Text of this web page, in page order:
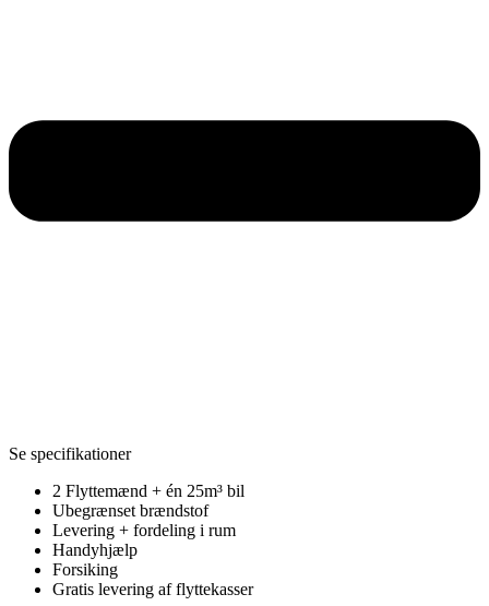
Se specifikationer
2 Flyttemænd + én 25m³ bil
Ubegrænset brændstof
Levering + fordeling i rum
Handyhjælp
Forsiking
Gratis levering af flyttekasser